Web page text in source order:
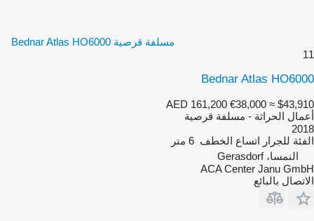
مسلفة قرصية Bednar Atlas HO6000
11
Bednar Atlas HO6000
AED 161,200 €38,000 ≈ $43,910
أعمال الحراثة - مسلفة قرصية
2018
الفئة للجرار اتساع الخطف 6 متر
النمسا، Gerasdorf
ACA Center Janu GmbH
الاتصال بالبائع